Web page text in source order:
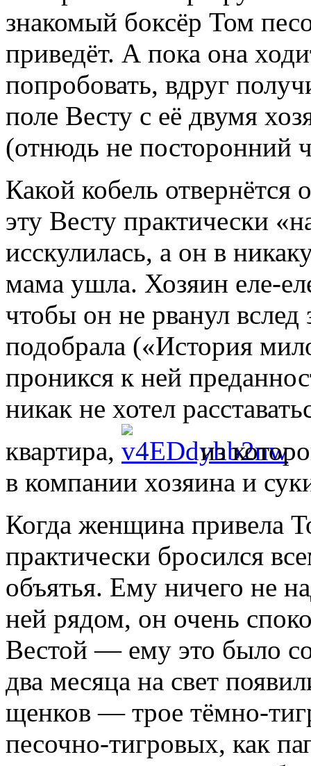
знакомый боксёр Том
приведёт. А пока она
попробовать, вдруг
поле Весту с её двумя
(отнюдь не посторонний
Какой кобель
эту Весту практически
исскулилась, а он в
мама ушла. Хозяин еле-
чтобы он не рванул вслед
подобрала («История
проникся к ней
никак не хотел
квартира,
из
в компании хозяина и
Когда женщина привела
практически бросился
объятья. Ему ничего не
ней рядом, он очень
Вестой — ему это было
два месяца на свет
щенков — трое тёмно-
песочно-тигровых, как